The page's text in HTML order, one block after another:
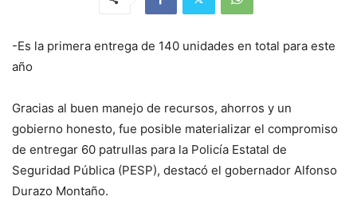
-Es la primera entrega de 140 unidades en total para este
año
Gracias al buen manejo de recursos, ahorros y un
gobierno honesto, fue posible materializar el compromiso
de entregar 60 patrullas para la Policía Estatal de
Seguridad Pública (PESP), destacó el gobernador Alfonso
Durazo Montaño.